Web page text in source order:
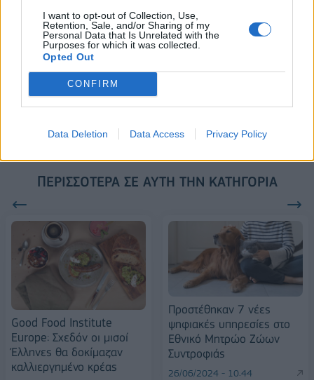
I want to opt-out of Collection, Use,
Retention, Sale, and/or Sharing of my
Personal Data that Is Unrelated with the
Purposes for which it was collected.
Opted Out
CONFIRM
Data Deletion Data Access Privacy Policy
18η συνεχόμενη χρονιά για τον ΟΤΕ στη διεθνή σειρά δεικτών
FTSE4Good
Alpha Bank: Για πρώτη φορά το Αρχαίο Θέατρο Επιδαύρου άνοιξε τις
πύλες του σε όλους
ΠΕΡΙΣΣΌΤΕΡΑ ΣΕ ΑΥΤΉ ΤΗΝ ΚΑΤΗΓΟΡΊΑ
Good Food Institute
Europe: Σχεδόν οι μισοί
Έλληνες θα δοκίμαζαν
καλλιεργημένο κρέας
Προστέθηκαν 7 νέες
ψηφιακές υπηρεσίες στο
Εθνικό Μητρώο Ζώων
Συντροφιάς
26/06/2024 - 10:44